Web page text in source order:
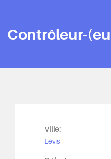
Contrôleur-
Ville:
Lévis